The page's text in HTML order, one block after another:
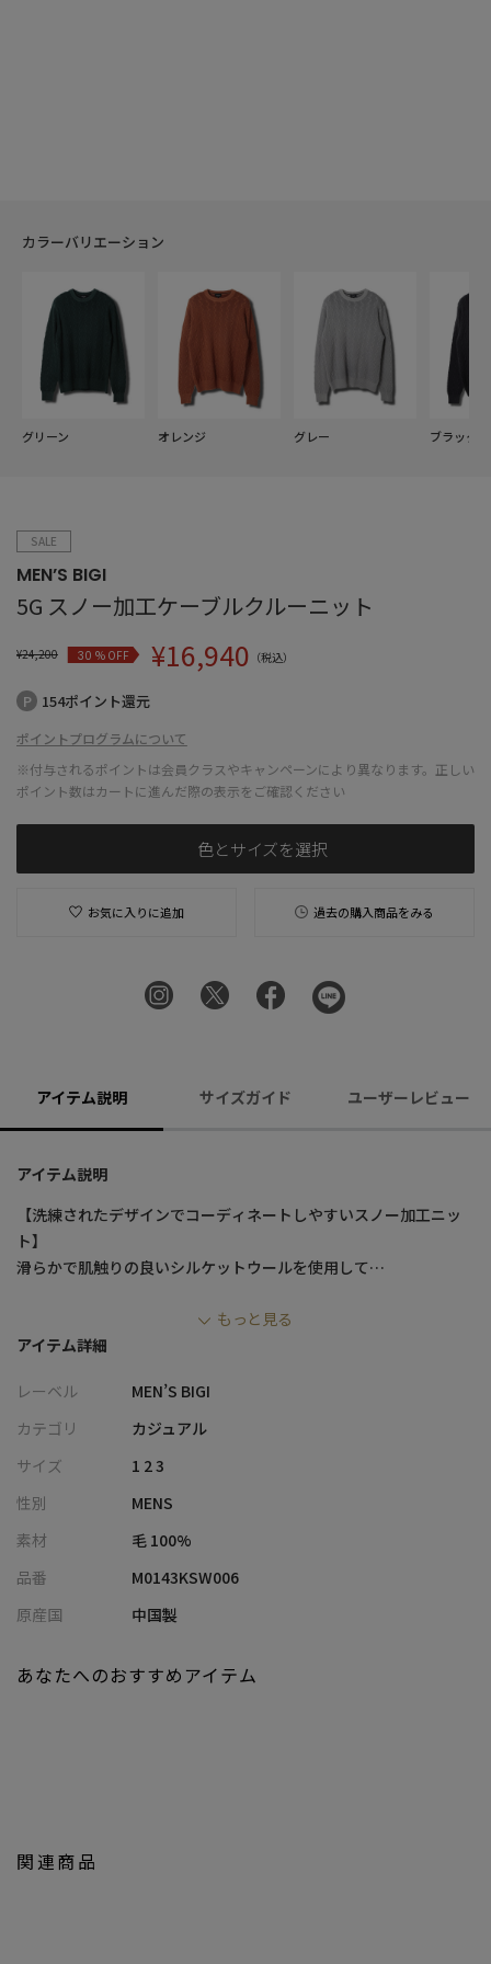
カラーバリエーション
グリーン オレンジ グレー ブラック
SALE
MEN’S BIGI
5G スノー加工ケーブルクルーニット
¥24,200 30 % OFF ¥16,940 （税込）
154ポイント還元
ポイントプログラムについて
※付与されるポイントは会員クラスやキャンペーンにより異なります。正しい
ポイント数はカートに進んだ際の表示をご確認ください
色とサイズを選択
お気に入りに追加 過去の購入商品をみる
アイテム説明 サイズガイド ユーザーレビュー
アイテム説明
【洗練されたデザインでコーディネートしやすいスノー加工ニッ
ト】
滑らかで肌触りの良いシルケットウールを使用して
バソラン加工することでピリングに強い糸に仕上げています。
国内の有名な染色工場でスノー加工と呼ばれる製品染め加工によ
製品に上品なフェード感を表現した
メランジ染めの特殊加工をしたクルーネックです。
ジャケットやアウターなどのインナーとしても着用できます。
洗練されたデザインと高品質の糸が融合し、
保温性に優れたスタイリッシュな印象を与え、
長く愛用できるコーディネートしやすい大人のニットに仕上げて
います。
「グレー」「オレンジ」「グリーン」「ブラック」の豊富な4色展
モデル 身長184cm 胸囲95cm ウエスト78cm ヒップ94cm 着用サ
もっと見る
アイテム詳細
レーベル
MEN’S BIGI
カテゴリ
カジュアル
サイズ
1 2 3
性別
MENS
素材
毛 100%
品番
M0143KSW006
原産国
中国製
関連商品
あなたへのおすすめアイテム